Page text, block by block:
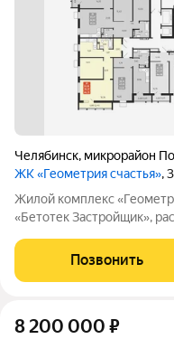
Челябинск, микрорайон
ЖК «Геометрия счастья»,
Жилой комплекс «Геометрия Счастья»
«Бетотек Застройщик»,
этажный дом комфорт-
«Бетотек». В доме
Позвонить
8 200 000 ₽